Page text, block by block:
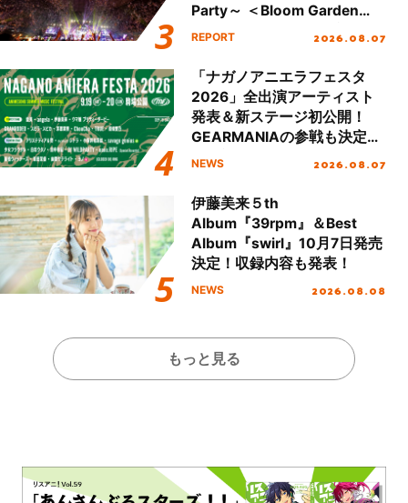
Party～ ＜Bloom Garden
Party Stage／埼玉公演＞”
REPORT 2026.08.07
「ナガノアニエラフェスタ
2026」全出演アーティスト
発表＆新ステージ初公開！
GEARMANIAの参戦も決定
し、初となる第3ステージの
NEWS 2026.08.07
伊藤美来５th
Album『39rpm』＆Best
Album『swirl』10月7日発売
決定！収録内容も発表！
NEWS 2026.08.08
もっと見る